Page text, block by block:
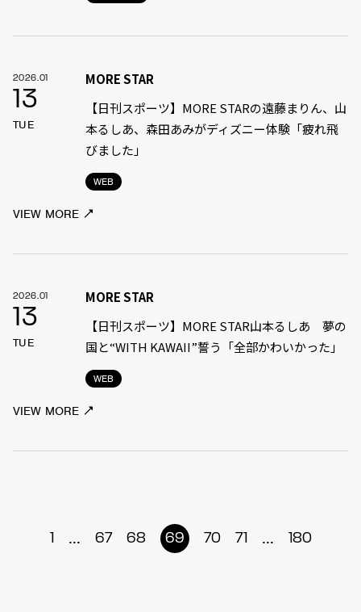
2026.01
13
TUE
WEB
MORE STAR
【日刊スポーツ】MORE STARの遠藤まりん、山
本るしあ、森田あみがディズニー体験「疲れ飛
びました」
VIEW MORE
2026.01
13
TUE
WEB
MORE STAR
【日刊スポーツ】MORE STAR山本るしあ 夢の
国と“WITH KAWAII”誓う「全部かわいかった」
VIEW MORE
1 ... 67 68 69 70 71 ... 180